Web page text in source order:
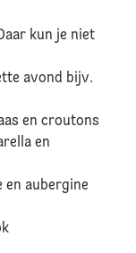
kun je niet
avond bijv.
en croutons
en
en aubergine